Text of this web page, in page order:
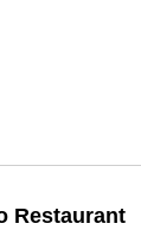
Restaurant